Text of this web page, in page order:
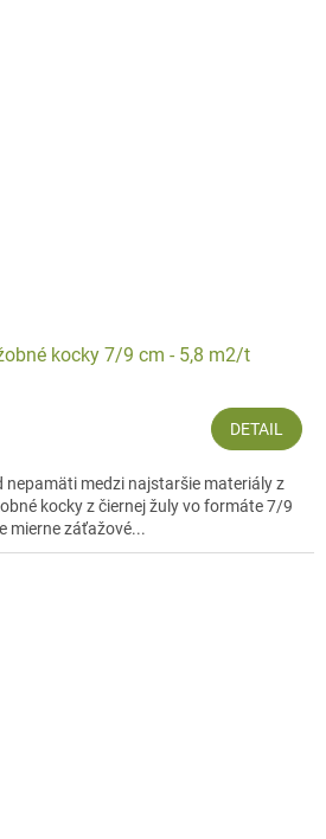
kocky 7/9 cm - 5,8 m2/t
DETAIL
nepamäti medzi najstaršie materiály z
kocky z čiernej žuly vo formáte 7/9
mierne záťažové...